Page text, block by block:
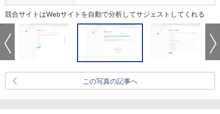
競合サイトはWebサイトを自動で分析してサジェストしてくれる
この写真の記事へ